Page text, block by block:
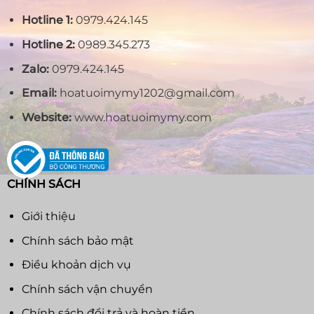
Hotline 1:0979.424.145
Hotline 2:0989.345.273
Zalo:0979.424.145
Email:hoatuoimymy1202@gmail.com
Website:www.hoatuoimymy.com
CHÍNH SÁCH
Giới thiệu
Chính sách bảo mật
Điều khoản dịch vụ
Chính sách vận chuyển